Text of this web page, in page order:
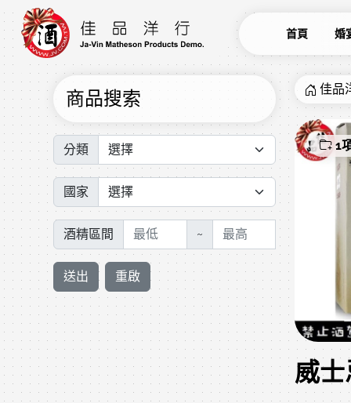
首頁 婚
商品搜索
分類
國家
酒精區間 ~
送出 重啟
佳品
1
威士